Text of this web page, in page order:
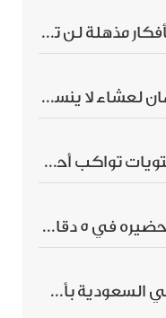
تصاميم مطابخ اسكندنافية بأفكار مذهلة لن ترغبي بتفويتها
أفضل مطاعم مشاوي في عمان لعشاء لا ينسى
تصاميم مطابخ متعددة المستويات تواكب أحدث صيحات الديكور العالمي
مشروب بروتين نباتي يمكن تحضيره في 5 دقائق ويمنحك شعورًا بالشبع
أفضل مطاعم بوفيه مفتوح في السعودية بأسعار تناسب الجميع